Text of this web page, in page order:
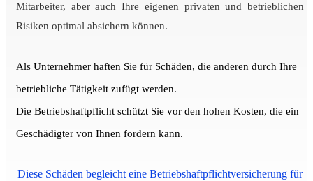
Mitarbeiter, aber auch Ihre eigenen privaten und betrieblichen
Risiken optimal absichern können.
Als Unternehmer haften Sie für Schäden, die anderen durch Ihre
betriebliche Tätigkeit zufügt werden.
Die Betriebshaftpflicht schützt Sie vor den hohen Kosten, die ein
Geschädigter von Ihnen fordern kann.
Diese Schäden begleicht eine Betriebshaftpflichtversicherung für